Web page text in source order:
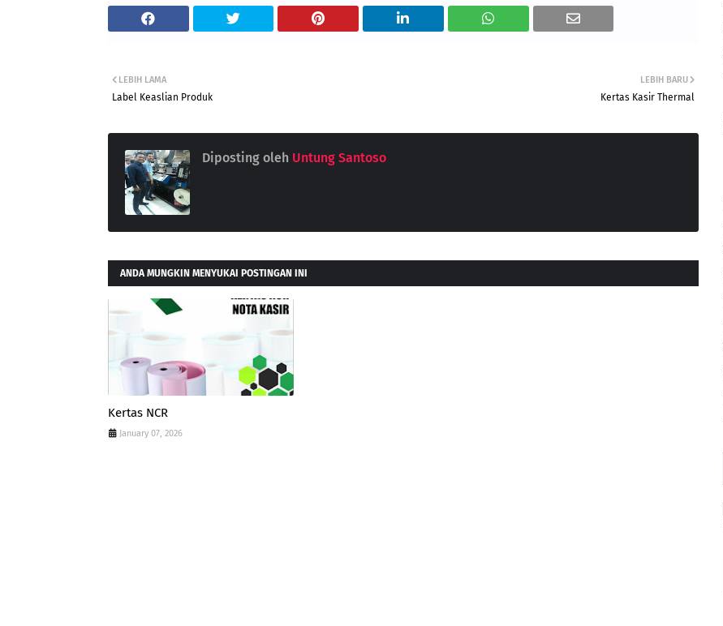
LEBIH BARU
Kertas Kasir Thermal
LEBIH LAMA
Label Keaslian Produk
Diposting oleh Untung Santoso
ANDA MUNGKIN MENYUKAI POSTINGAN INI
Kertas NCR
January 07, 2026